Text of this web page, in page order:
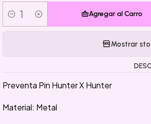
Cantidad
Agregar al Carro
Mostrar
Preventa Pin Hunter X Hunter
Material: Metal